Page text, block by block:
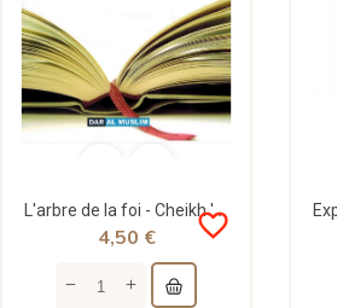
L'arbre de la foi - Cheikh 'Abd Ar-Rahmân As-Sa'dî - Dar al Muslim
favorite_border
4,50 €